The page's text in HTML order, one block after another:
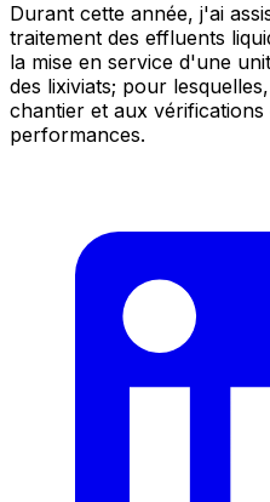
Durant cette année, j'ai
traitement des effluents
la mise en service d'une
des lixiviats; pour
chantier et aux vérifications
performances.